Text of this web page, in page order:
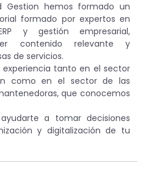
Gestion hemos formado un
formado por expertos en
y gestión empresarial,
contenido relevante y
de servicios.
tanto en el sector
como en el sector de las
que conocemos
a tomar decisiones
y digitalización de tu